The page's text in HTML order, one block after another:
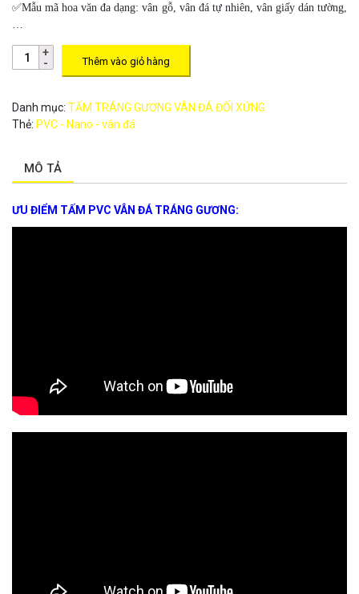
✅Mẫu mã hoa văn đa dạng: vân gỗ, vân đá tự nhiên, vân giấy dán tường,
…
Thêm vào giỏ hàng
Danh mục: TẤM TRÁNG GƯƠNG VÂN ĐÁ ĐỐI XỨNG
Thẻ: PVC - Nano - vân đá
MÔ TẢ
ƯU ĐIỂM TẤM PVC VÂN ĐÁ TRÁNG GƯƠNG: